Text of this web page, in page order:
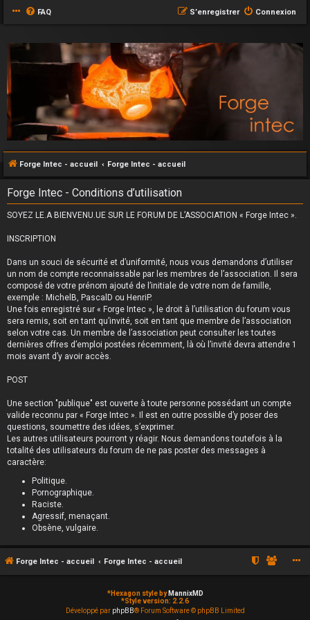
FAQ Connexion
S’enregistrer
Forge Intec - accueil Forge Intec - accueil
Forge Intec - Conditions d’utilisation
SOYEZ LE.A BIENVENU.UE SUR LE FORUM DE L’ASSOCIATION « Forge Intec ».
INSCRIPTION
Dans un souci de sécurité et d’uniformité, nous vous demandons d’utiliser
un nom de compte reconnaissable par les membres de l’association. Il sera
composé de votre prénom ajouté de l’initiale de votre nom de famille,
exemple : MichelB, PascalD ou HenriP.
Une fois enregistré sur « Forge Intec », le droit à l’utilisation du forum vous
sera remis, soit en tant qu’invité, soit en tant que membre de l’association
selon votre cas. Un membre de l’association peut consulter les toutes
dernières offres d’emploi postées récemment, là où l’invité devra attendre 1
mois avant d’y avoir accès.
POST
Une section "publique" est ouverte à toute personne possédant un compte
valide reconnu par « Forge Intec ». Il est en outre possible d’y poser des
questions, soumettre des idées, s’exprimer.
Les autres utilisateurs pourront y réagir. Nous demandons toutefois à la
totalité des utilisateurs du forum de ne pas poster des messages à
caractère:
Politique.
Pornographique.
Raciste.
Agressif, menaçant.
Obsène, vulgaire.
Forge Intec - accueil Forge Intec - accueil
*Hexagon style by MannixMD
*Style version: 2.2.6
Développé par phpBB® Forum Software © phpBB Limited